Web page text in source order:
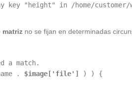
key "height" in /home/
matriz no se fijan en determinadas
a match.
. $image['file']
) ) {